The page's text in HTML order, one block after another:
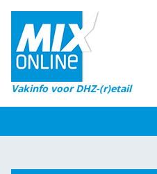
Vakinfo voor DHZ-(r)etail
Home
Magazines
DHZ Sessie
Marktcijfers